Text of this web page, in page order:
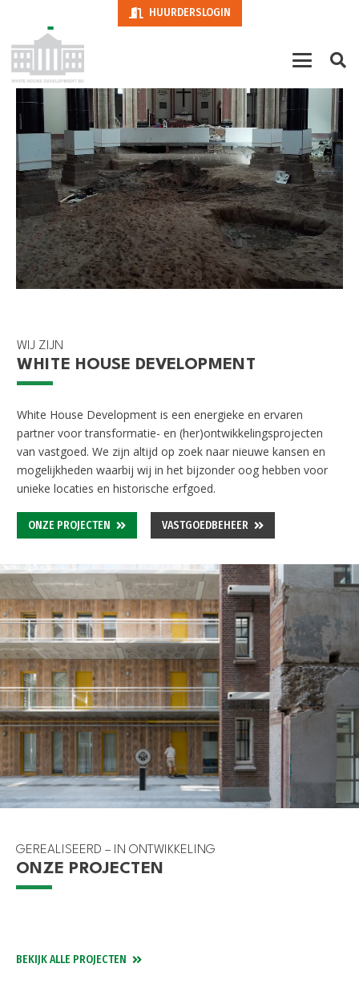
HUURDERSLOGIN
WIJ ZIJN
WHITE HOUSE DEVELOPMENT
White House Development is een energieke en ervaren
partner voor transformatie- en (her)ontwikkelingsprojecten
van vastgoed. We zijn altijd op zoek naar nieuwe kansen en
mogelijkheden waarbij wij in het bijzonder oog hebben voor
unieke locaties en historische erfgoed.
ONZE PROJECTEN VASTGOEDBEHEER
GEREALISEERD – IN ONTWIKKELING
ONZE PROJECTEN
GOUDA
BEKIJK ALLE PROJECTEN